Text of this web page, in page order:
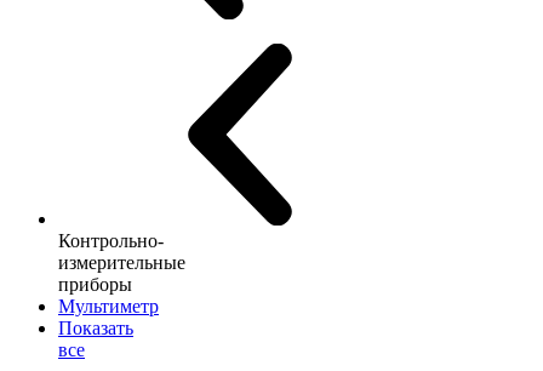
Контрольно-
измерительные
приборы
Мультиметр
Показать
все